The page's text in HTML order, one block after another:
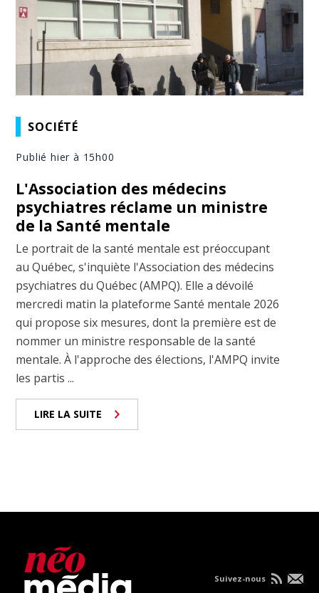
SOCIÉTÉ
Publié hier à 15h00
L'Association des médecins
psychiatres réclame un ministre
de la Santé mentale
Le portrait de la santé mentale est préoccupant
au Québec, s'inquiète l'Association des médecins
psychiatres du Québec (AMPQ). Elle a dévoilé
mercredi matin la plateforme Santé mentale 2026
qui propose six mesures, dont la première est de
nommer un ministre responsable de la santé
mentale. À l'approche des élections, l'AMPQ invite
les partis ...
LIRE LA SUITE
Suivez-nous